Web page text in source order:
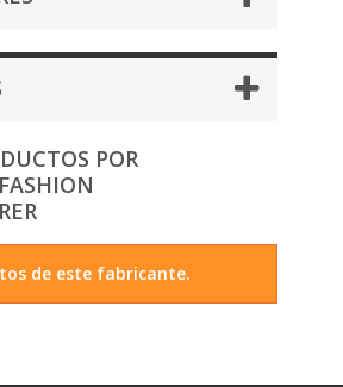
POR
de este fabricante.